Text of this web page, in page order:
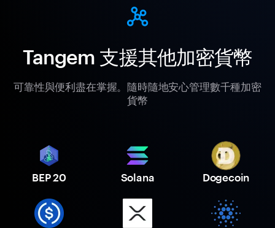
Tangem 支援其他加密貨幣
可靠性與便利盡在掌握。隨時隨地安心管理數千種加密
貨幣
BEP 20 Solana Dogecoin